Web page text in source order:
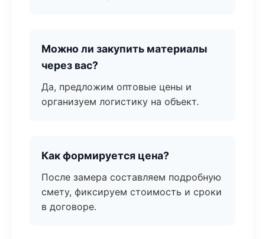
Можно ли закупить материалы
через вас?
Да, предложим оптовые цены и
организуем логистику на объект.
Как формируется цена?
После замера составляем подробную
смету, фиксируем стоимость и сроки
в договоре.